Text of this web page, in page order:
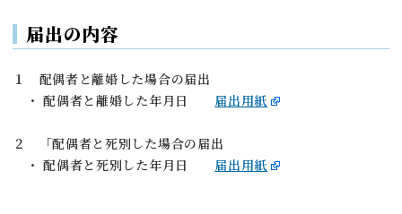
届出の内容
１ 配偶者と離婚した場合の届出
・ 配偶者と離婚した年月日 届出用紙
２ 「配偶者と死別した場合の届出
・ 配偶者と死別した年月日 届出用紙